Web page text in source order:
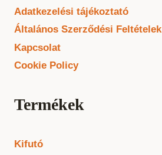
Adatkezelési tájékoztató
Általános Szerződési Feltételek
Kapcsolat
Cookie Policy
Termékek
Kifutó